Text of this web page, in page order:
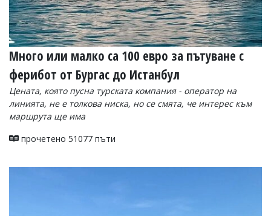
Много или малко са 100 евро за пътуване с
ферибот от Бургас до Истанбул
Цената, която пусна турската компания - оператор на
линията, не е толкова ниска, но се смята, че интерес към
маршрута ще има
прочетено 51077 пъти